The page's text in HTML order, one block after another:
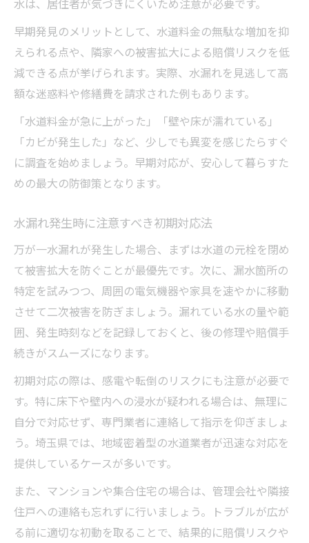
水は、居住者が気づきにくいため注意が必要です。
早期発見のメリットとして、水道料金の無駄な増加を抑
えられる点や、隣家への被害拡大による賠償リスクを低
減できる点が挙げられます。実際、水漏れを見逃して高
額な迷惑料や修繕費を請求された例もあります。
「水道料金が急に上がった」「壁や床が濡れている」
「カビが発生した」など、少しでも異変を感じたらすぐ
に調査を始めましょう。早期対応が、安心して暮らすた
めの最大の防御策となります。
水漏れ発生時に注意すべき初期対応法
万が一水漏れが発生した場合、まずは水道の元栓を閉め
て被害拡大を防ぐことが最優先です。次に、漏水箇所の
特定を試みつつ、周囲の電気機器や家具を速やかに移動
させて二次被害を防ぎましょう。漏れている水の量や範
囲、発生時刻などを記録しておくと、後の修理や賠償手
続きがスムーズになります。
初期対応の際は、感電や転倒のリスクにも注意が必要で
す。特に床下や壁内への浸水が疑われる場合は、無理に
自分で対応せず、専門業者に連絡して指示を仰ぎましょ
う。埼玉県では、地域密着型の水道業者が迅速な対応を
提供しているケースが多いです。
また、マンションや集合住宅の場合は、管理会社や隣接
住戸への連絡も忘れずに行いましょう。トラブルが広が
る前に適切な初動を取ることで、結果的に賠償リスクや